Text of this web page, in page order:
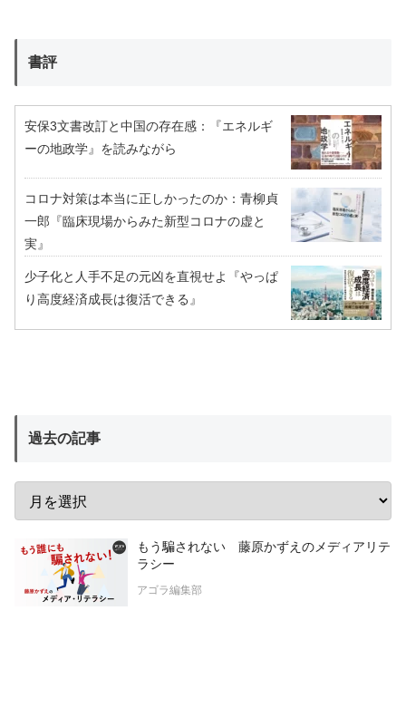
書評
安保3文書改訂と中国の存在感：『エネルギ
ーの地政学』を読みながら
コロナ対策は本当に正しかったのか：青柳貞
一郎『臨床現場からみた新型コロナの虚と
実』
少子化と人手不足の元凶を直視せよ『やっぱ
り高度経済成長は復活できる』
過去の記事
もう騙されない 藤原かずえのメディアリテ
ラシー
アゴラ編集部